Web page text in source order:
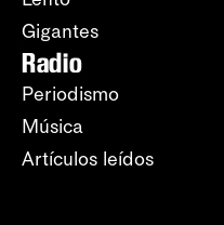
Gigantes
Radio
Periodismo
Música
Artículos leídos